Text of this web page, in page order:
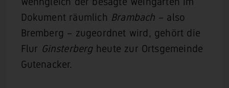
Dokument räumlich Brambach – also
Bremberg – zugeordnet wird, gehört die
Flur Ginsterberg heute zur Ortsgemeinde
Gutenacker.